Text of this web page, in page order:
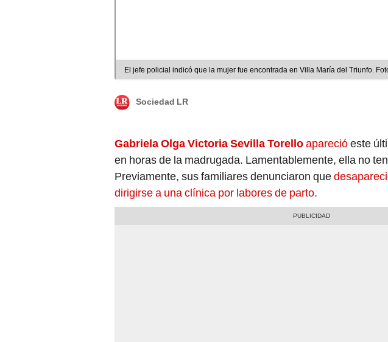
El jefe policial indicó que la mujer fue encontrada en Villa María del Triunfo.
Sociedad LR
Gabriela Olga Victoria Sevilla Torelloaparecióeste
en horas de la madrugada. Lamentablemente, ella no
Previamente, sus familiares denunciaron que
dirigirse a una clínica por labores de parto.